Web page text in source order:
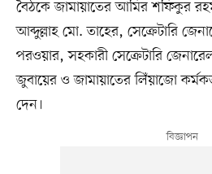
বৈঠকে জামায়াতের আমির শফিকুর
আব্দুল্লাহ মো. তাহের, সেক্রেটারি
পরওয়ার, সহকারী সেক্রেটারি
জুবায়ের ও জামায়াতের লিঁয়াজো
দেন।